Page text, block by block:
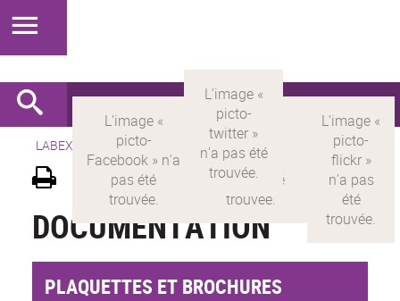
LABEX > LABEX MILYON Version française Documentation
DOCUMENTATION
PLAQUETTES ET BROCHURES